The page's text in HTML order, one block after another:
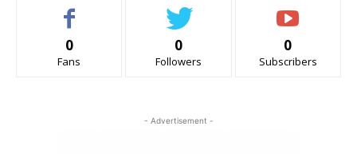
0
Fans
0
Followers
0
Subscribers
- Advertisement -